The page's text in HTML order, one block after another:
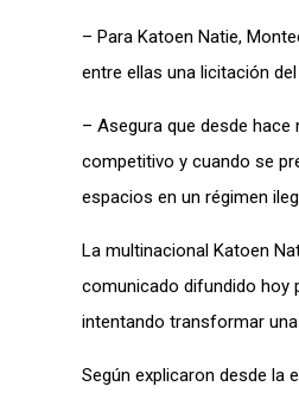
– Para Katoen Natie,
entre ellas una licitación
– Asegura que desde
competitivo y cuando se
espacios en un régimen
La multinacional Katoen
comunicado difundido hoy
intentando transformar
Según explicaron desde la